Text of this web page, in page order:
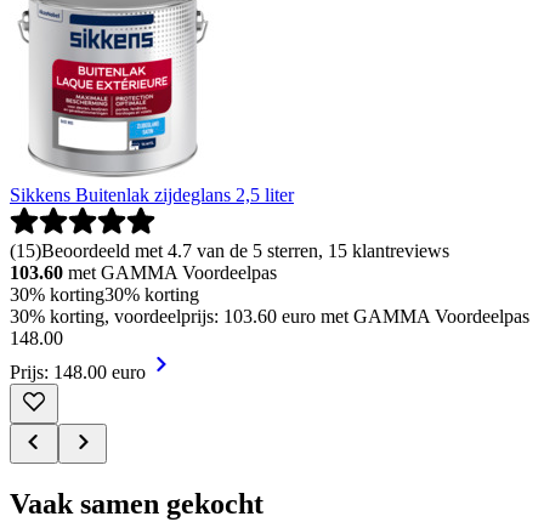
Sikkens Buitenlak zijdeglans 2,5 liter
(15)Beoordeeld met 4.7 van de 5 sterren, 15 klantreviews
103.60 met GAMMA Voordeelpas
30% korting30% korting
30% korting, voordeelprijs: 103.60 euro met GAMMA Voordeelpas
148.00
Prijs: 148.00 euro
Vaak samen gekocht